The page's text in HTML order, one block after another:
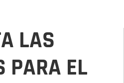
LAS
PARA EL